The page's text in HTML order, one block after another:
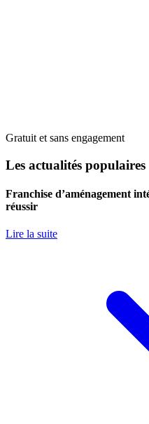
Gratuit et sans engagement
Les actualités populaires
Franchise d’aménagement
réussir
Lire la suite